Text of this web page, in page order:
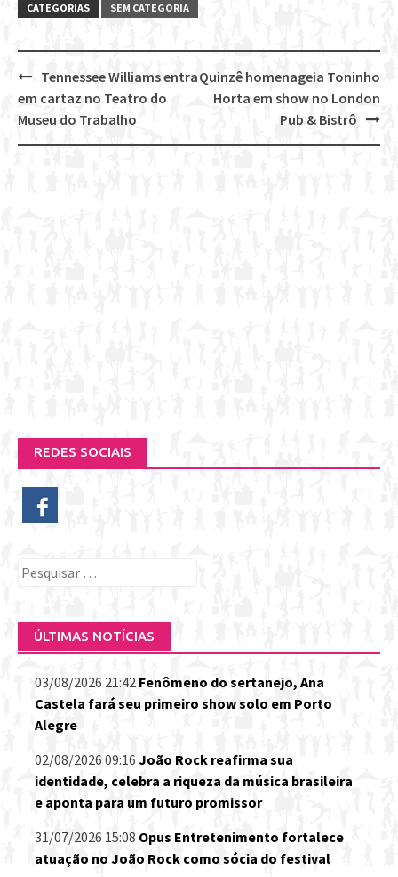
CATEGORIAS SEM CATEGORIA
Post
navigation
Quinzê homenageia Toninho
Horta em show no London
Pub & Bistrô
Tennessee Williams entra
em cartaz no Teatro do
Museu do Trabalho
REDES SOCIAIS
Pesquisar
ÚLTIMAS NOTÍCIAS
03/08/2026 21:42 Fenômeno do sertanejo, Ana
Castela fará seu primeiro show solo em Porto
Alegre
02/08/2026 09:16 João Rock reafirma sua
identidade, celebra a riqueza da música brasileira
e aponta para um futuro promissor
31/07/2026 15:08 Opus Entretenimento fortalece
atuação no João Rock como sócia do festival